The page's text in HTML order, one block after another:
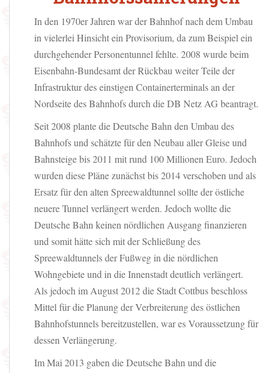
In den 1970er Jahren war der Bahnhof nach dem Umbau
in vielerlei Hinsicht ein Provisorium, da zum Beispiel ein
durchgehender Personentunnel fehlte. 2008 wurde beim
Eisenbahn-Bundesamt der Rückbau weiter Teile der
Infrastruktur des einstigen Containerterminals an der
Nordseite des Bahnhofs durch die DB Netz AG beantragt.
Seit 2008 plante die Deutsche Bahn den Umbau des
Bahnhofs und schätzte für den Neubau aller Gleise und
Bahnsteige bis 2011 mit rund 100 Millionen Euro. Jedoch
wurden diese Pläne zunächst bis 2014 verschoben und als
Ersatz für den alten Spreewaldtunnel sollte der östliche
neuere Tunnel verlängert werden. Jedoch wollte die
Deutsche Bahn keinen nördlichen Ausgang finanzieren
und somit hätte sich mit der Schließung des
Spreewaldtunnels der Fußweg in die nördlichen
Wohngebiete und in die Innenstadt deutlich verlängert.
Als jedoch im August 2012 die Stadt Cottbus beschloss
Mittel für die Planung der Verbreiterung des östlichen
Bahnhofstunnels bereitzustellen, war es Voraussetzung für
dessen Verlängerung.
Im Mai 2013 gaben die Deutsche Bahn und die